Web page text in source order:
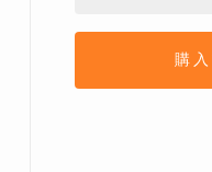
購